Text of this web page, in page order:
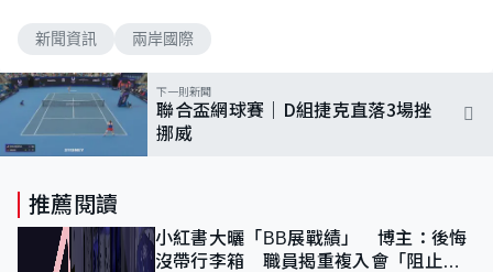
新聞資訊 兩岸國際
下一則新聞
聯合盃網球賽｜D組捷克直落3場挫
挪威
推薦閱讀
小紅書大曬「BB展戰績」 博主：後悔
沒帶行李箱 職員揭重複入會「阻止唔